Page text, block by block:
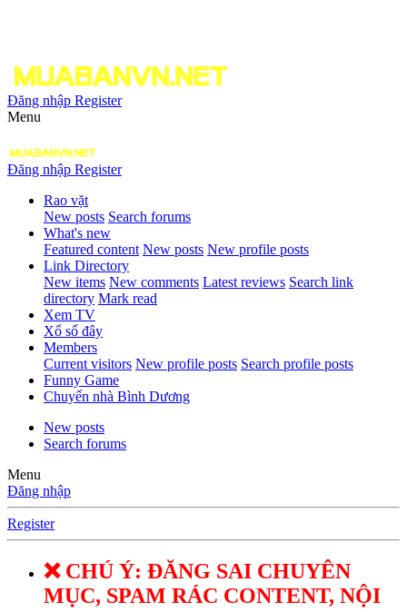
Đăng nhập Register
Menu
Đăng nhập Register
Rao vặt
New posts Search forums
What's new
Featured content New posts New profile posts
Link Directory
New items New comments Latest reviews Search link
directory Mark read
Xem TV
Xổ số đây
Members
Current visitors New profile posts Search profile posts
Funny Game
Chuyển nhà Bình Dương
New posts
Search forums
Menu
Đăng nhập
Register
❌ CHÚ Ý: ĐĂNG SAI CHUYÊN
MỤC, SPAM RÁC CONTENT, NỘI